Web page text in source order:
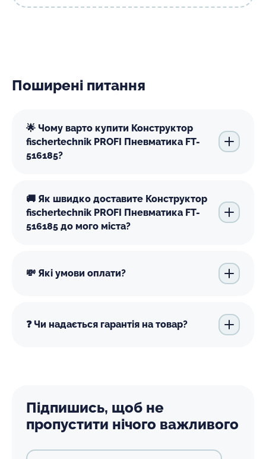
Поширені питання
🌟 Чому варто купити Конструктор
fischertechnik PROFI Пневматика FT-
516185?
🚚 Як швидко доставите Конструктор
fischertechnik PROFI Пневматика FT-
516185 до мого міста?
💸 Які умови оплати?
❓ Чи надається гарантія на товар?
Підпишись, щоб не
пропустити нічого важливого